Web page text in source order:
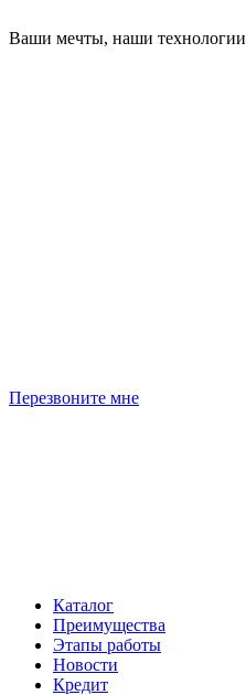
Ваши мечты, наши технологии
Перезвоните мне
Каталог
Преимущества
Этапы работы
Новости
Кредит